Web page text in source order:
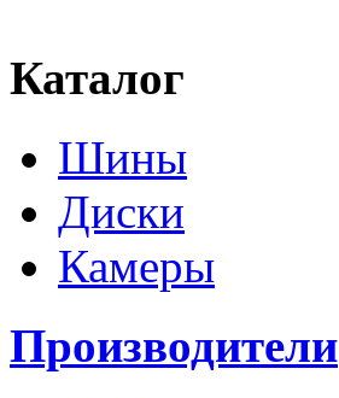
Каталог
Шины
Диски
Камеры
Производители